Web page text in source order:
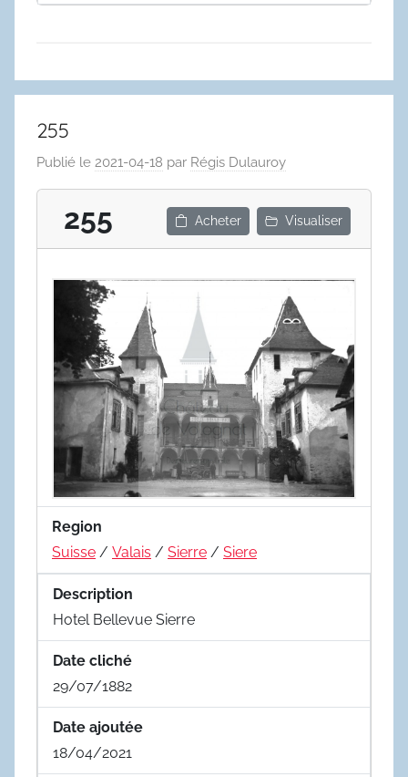
255
Publié le 2021-04-18 par Régis Dulauroy
255 Acheter Visualiser
Region
Suisse / Valais / Sierre / Siere
Description
Hotel Bellevue Sierre
Date cliché
29/07/1882
Date ajoutée
18/04/2021